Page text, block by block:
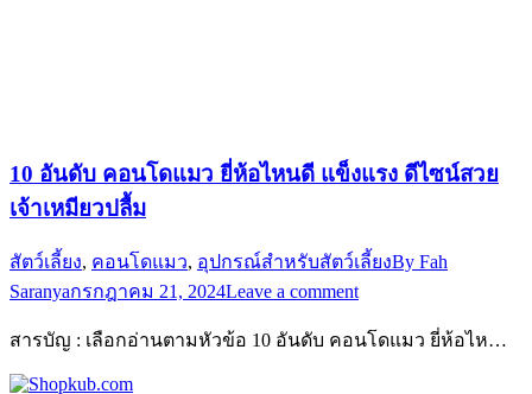
10 อันดับ คอนโดแมว ยี่ห้อไหนดี แข็งแรง ดีไซน์สวย
เจ้าเหมียวปลื้ม
สัตว์เลี้ยง, คอนโดแมว, อุปกรณ์สำหรับสัตว์เลี้ยงBy Fah
Saranyaกรกฎาคม 21, 2024Leave a comment
สารบัญ : เลือกอ่านตามหัวข้อ 10 อันดับ คอนโดแมว ยี่ห้อไห…